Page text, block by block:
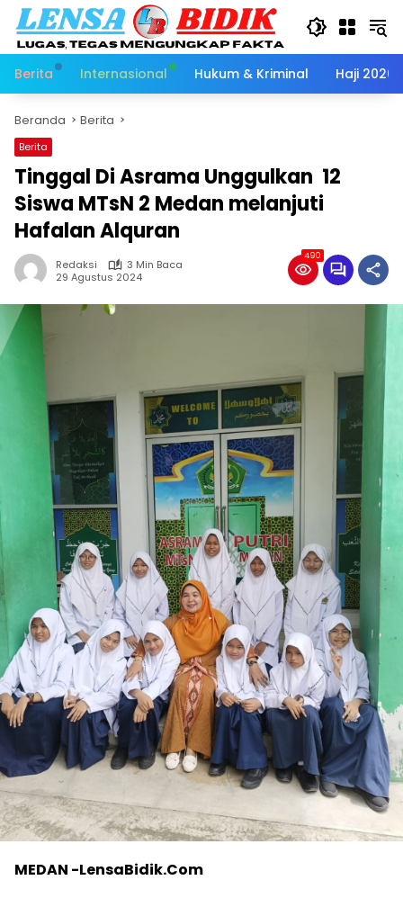
Langsung
konten
Berita
Internasional Hukum & Kriminal Haji 2026
Beranda Berita
Berita
Tinggal Di Asrama Unggulkan 12
Siswa MTsN 2 Medan melanjuti
Hafalan Alquran
Redaksi
3 Min Baca
29 Agustus 2024
490
MEDAN -LensaBidik.Com